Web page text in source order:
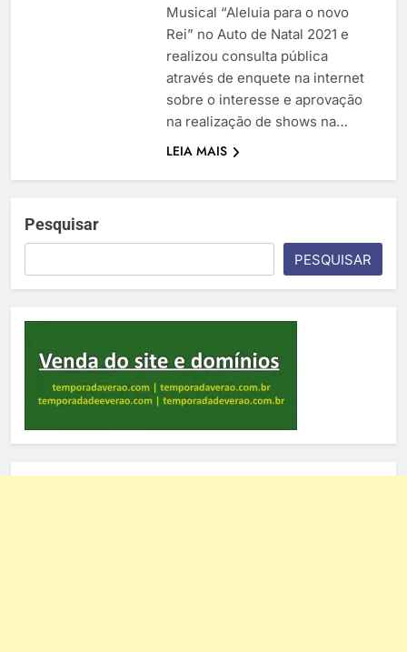
Musical “Aleluia para o novo
Rei” no Auto de Natal 2021 e
realizou consulta pública
através de enquete na internet
sobre o interesse e aprovação
na realização de shows na…
LEIA MAIS
Pesquisar
PESQUISAR